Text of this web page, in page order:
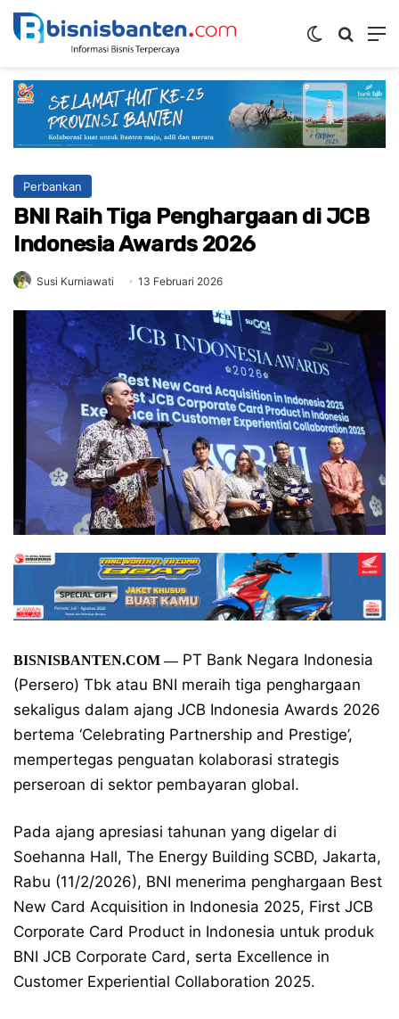
Switch skin
Perbankan
BNI Raih Tiga Penghargaan di JCB
Indonesia Awards 2026
Susi Kurniawati 13 Februari 2026
BISNISBANTEN.COM—PT Bank Negara Indonesia
(Persero) Tbk atau BNI meraih tiga penghargaan
sekaligus dalam ajang JCB Indonesia Awards 2026
bertema ‘Celebrating Partnership and Prestige’,
mempertegas penguatan kolaborasi strategis
perseroan di sektor pembayaran global.
Pada ajang apresiasi tahunan yang digelar di
Soehanna Hall, The Energy Building SCBD, Jakarta,
Rabu (11/2/2026), BNI menerima penghargaan Best
New Card Acquisition in Indonesia 2025, First JCB
Corporate Card Product in Indonesia untuk produk
BNI JCB Corporate Card, serta Excellence in
Customer Experiential Collaboration 2025.